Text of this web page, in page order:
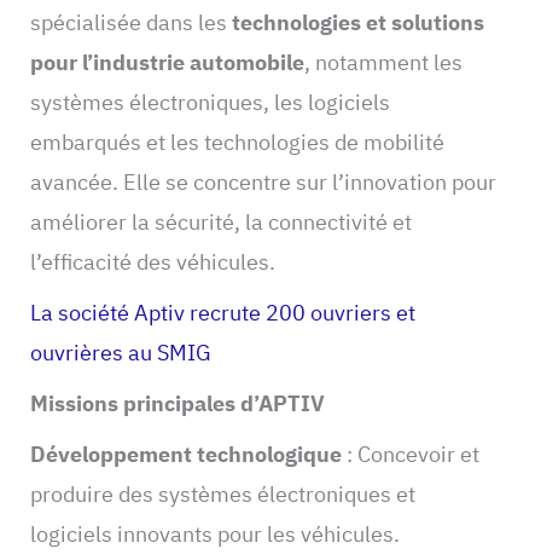
spécialisée dans lestechnologies et solutions
pour l’industrie automobile, notamment les
systèmes électroniques, les logiciels
embarqués et les technologies de mobilité
avancée. Elle se concentre sur l’innovation pour
améliorer la sécurité, la connectivité et
l’efficacité des véhicules.
La société Aptiv recrute 200 ouvriers et
ouvrières au SMIG
Missions principales d’APTIV
Développement technologique: Concevoir et
produire des systèmes électroniques et
logiciels innovants pour les véhicules.